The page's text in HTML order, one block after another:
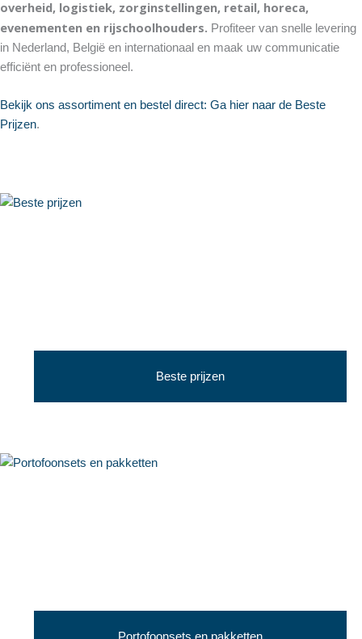
overheid, logistiek, zorginstellingen, retail, horeca,
evenementen en rijschoolhouders. Profiteer van snelle levering
in Nederland, België en internationaal en maak uw communicatie
efficiënt en professioneel.
Bekijk ons assortiment en bestel direct: Ga hier naar de Beste
Prijzen.
Beste prijzen